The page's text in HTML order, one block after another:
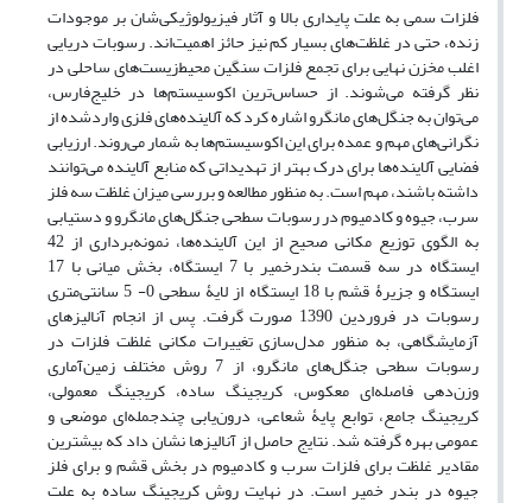
فلزات سمی به علت پایداری بالا و آثار فیزیولوژیکی‌‌شان بر موجودات
زنده، حتی در غلظت‌‌های بسیار کم نیز حائز اهمیت‌اند. رسوبات دریایی
اغلب مخزن نهایی برای تجمع فلزات سنگین محیط‌زیست‌‌های ساحلی در
نظر گرفته می‌‌شوند. از حساس‌‌ترین اکوسیستم‌‌ها در خلیج‌فارس،
می‌توان به جنگل‌‌های مانگرو اشاره کرد که آلاینده‌‌های فلزی واردشده از
نگرانی‌‌های مهم و عمده برای این اکوسیستم‌‌ها به شمار می‌‌روند. ارزیابی
فضایی آلاینده‌‌ها برای درک بهتر از تهدیداتی که منابع آلاینده می‌‌توانند
داشته باشند، مهم است. به منظور مطالعه و بررسی میزان غلظت سه فلز
سرب، جیوه و کادمیوم در رسوبات سطحی جنگل‌‌های مانگرو و دستیابی
به الگوی توزیع مکانی صحیح از این آلاینده‌‌ها، نمونه‌‌برداری از 42
ایستگاه در سه قسمت بندرخمیر با 7 ایستگاه، بخش میانی با 17
ایستگاه و جزیرۀ قشم با 18 ایستگاه از لایۀ سطحی 0- 5 سانتی‌‌متری
رسوبات در فروردین 1390 صورت گرفت. پس از انجام آنالیزهای
آزمایشگاهی، به منظور مدل‌‌‌سازی تغییرات مکانی غلظت فلزات در
رسوبات سطحی جنگل‌‌های مانگرو، از 7 روش مختلف زمین‌آماری
وزن‌‌دهی فاصله‌‌ای معکوس، کریجینگ ساده، کریجینگ معمولی،
کریجینگ جامع، توابع پایۀ شعاعی، درون‌‌یابی چندجمله‌‌ای موضعی و
عمومی بهره گرفته شد. نتایج حاصل از آنالیزها نشان داد که بیشترین
مقادیر غلظت برای فلزات سرب و کادمیوم در بخش قشم و برای فلز
جیوه در بندر خمیر است. در نهایت روش کریجینگ ساده به علت